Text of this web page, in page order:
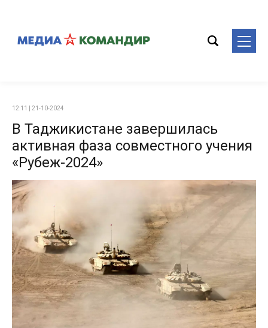
12:11 | 21-10-2024
В Таджикистане завершилась
активная фаза совместного учения
«Рубеж-2024»